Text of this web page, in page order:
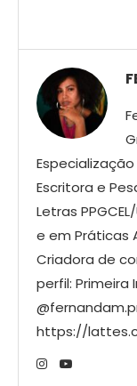
Escritora e
Letras
e em Práticas
Criadora de
perfil: Primeira
https://